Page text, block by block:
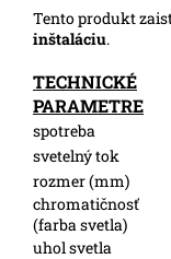
Tento produkt
inštaláciu.
TECHNICKÉ
PARAMETRE
spotreba
svetelný tok
rozmer (mm)
chromatičnosť
(farba svetla)
uhol svetla